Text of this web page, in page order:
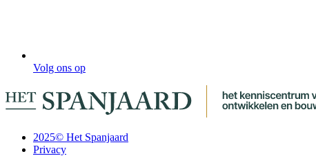
Volg ons op
2025© Het Spanjaard
Privacy